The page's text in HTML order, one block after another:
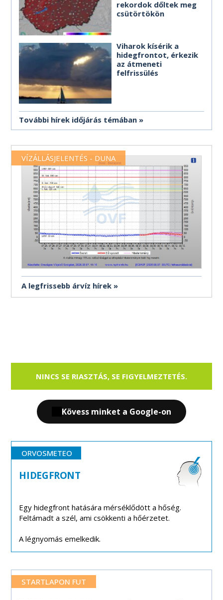
rekordok dőltek meg
csütörtökön
Viharok kísérik a
hidegfrontot, érkezik
az átmeneti
felfrissülés
További hírek időjárás témában
VÍZÁLLÁSJELENTÉS - DUNA
A legfrissebb árvíz hírek
NINCS SE RIASZTÁS, SE FIGYELMEZTETÉS.
Kövess minket a Google-on
ORVOSMETEO
HIDEGFRONT
Egy hidegfront hatására mérséklődött a hőség.
Feltámadt a szél, ami csökkenti a hőérzetet.
A légnyomás emelkedik.
STARTLAPON FUT